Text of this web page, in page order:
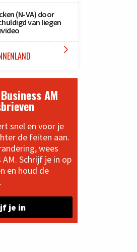
(N-VA) door
van liegen

AM
snel en voor je
de feiten aan.
wees
Schrijf je in op
en houd de
je in